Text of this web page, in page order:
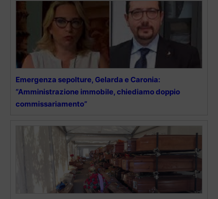
Emergenza sepolture, Gelarda e Caronia:
“Amministrazione immobile, chiediamo doppio
commissariamento”